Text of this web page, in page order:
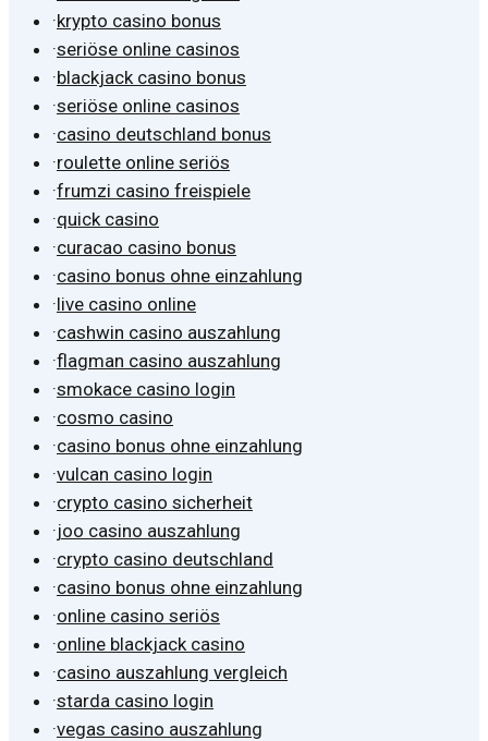
·krypto casino bonus
·seriöse online casinos
·blackjack casino bonus
·seriöse online casinos
·casino deutschland bonus
·roulette online seriös
·frumzi casino freispiele
·quick casino
·curacao casino bonus
·casino bonus ohne einzahlung
·live casino online
·cashwin casino auszahlung
·flagman casino auszahlung
·smokace casino login
·cosmo casino
·casino bonus ohne einzahlung
·vulcan casino login
·crypto casino sicherheit
·joo casino auszahlung
·crypto casino deutschland
·casino bonus ohne einzahlung
·online casino seriös
·online blackjack casino
·casino auszahlung vergleich
·starda casino login
·vegas casino auszahlung